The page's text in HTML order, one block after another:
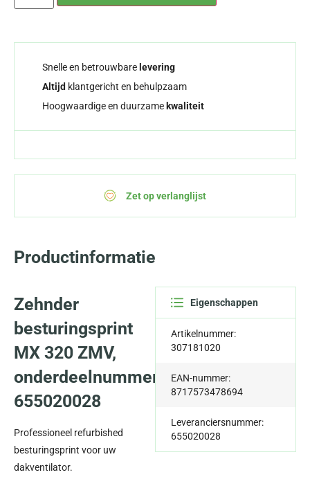
Snelle en betrouwbarelevering
Altijd klantgericht en behulpzaam
Hoogwaardige en duurzamekwaliteit
Zet op verlanglijst
Productinformatie
Zehnder
besturingsprint
MX 320 ZMV,
onderdeelnummer
655020028
Professioneel refurbished
besturingsprint voor uw
dakventilator.
Eigenschappen
Artikelnummer:
307181020
EAN-nummer:
8717573478694
Leveranciersnummer:
655020028